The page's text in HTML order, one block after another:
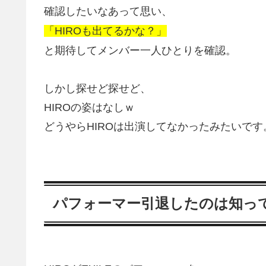
確認したいなあって思い、
「HIROも出てるかな？」
と期待してメンバー一人ひとりを確認。
しかし探せど探せど、
HIROの姿はなしｗ
どうやらHIROは出演してなかったみたいです
パフォーマー引退したのは知っ